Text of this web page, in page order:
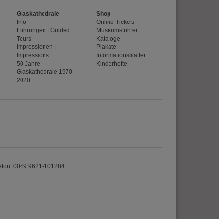
auf dieser
z.B. Google Maps
Glaskathedrale
Info
Führungen | Guided
Tours
Impressionen |
Impressions
50 Jahre
Glaskathedrale 1970-
2020
Shop
Online-Tickets
Museumsführer
Kataloge
Plakate
Informationsblätter
Kinderhefte
0049 9621-101284